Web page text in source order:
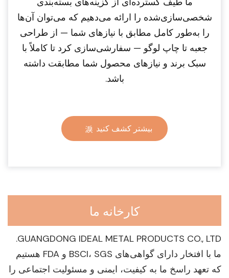
شخصی‌سازی‌شده را ارائه می‌دهیم که می‌توان آن‌ها
را به‌طور کامل مطابق با نیازهای شما — از طراحی
جعبه تا چاپ لوگو — سفارشی‌سازی کرد تا کاملاً با
سبک برند و نیازهای محصول شما مطابقت داشته
باشد.
بیشتر کشف کنید
کارخانه ما
GUANGDONG IDEAL METAL PRODUCTS CO., LTD.
ما با افتخار دارای گواهی‌های BSCI، SGS و FDA هستیم
که تعهد راسخ ما به کیفیت، ایمنی و مسئولیت اجتماعی را